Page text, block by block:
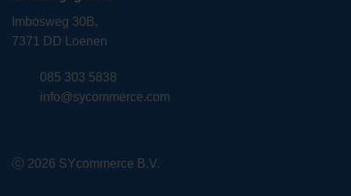
Imbosweg 30B,
7371 DD Loenen
085 303 5838
info@sycommerce.com
ⓒ 2026 SYcommerce B.V.